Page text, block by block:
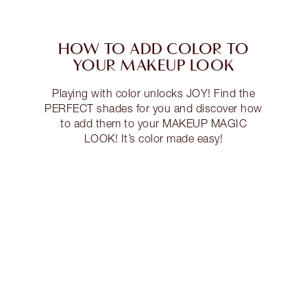
HOW TO ADD COLOR TO
YOUR MAKEUP LOOK
Playing with color unlocks JOY! Find the
PERFECT shades for you and discover how
to add them to your MAKEUP MAGIC
LOOK! It’s color made easy!